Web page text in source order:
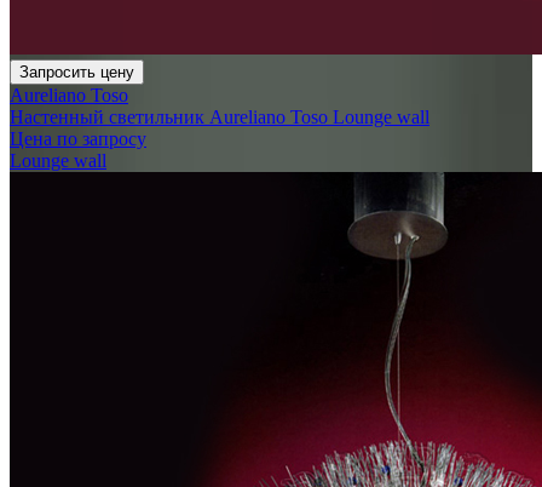
Запросить цену
Aureliano Toso
Настенный светильник Aureliano Toso Lounge wall
Цена по запросу
Lounge wall